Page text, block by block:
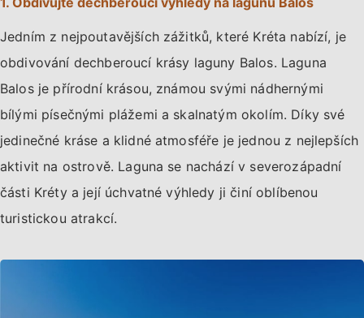
Jedním z nejpoutavějších zážitků, které Kréta nabízí, je
obdivování dechberoucí krásy laguny Balos. Laguna
Balos je přírodní krásou, známou svými nádhernými
bílými písečnými plážemi a skalnatým okolím. Díky své
jedinečné kráse a klidné atmosféře je jednou z nejlepších
aktivit na ostrově. Laguna se nachází v severozápadní
části Kréty a její úchvatné výhledy ji činí oblíbenou
turistickou atrakcí.